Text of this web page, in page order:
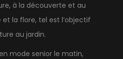
à la découverte et au
la flore, tel est l’objectif
au jardin.
mode senior le matin,